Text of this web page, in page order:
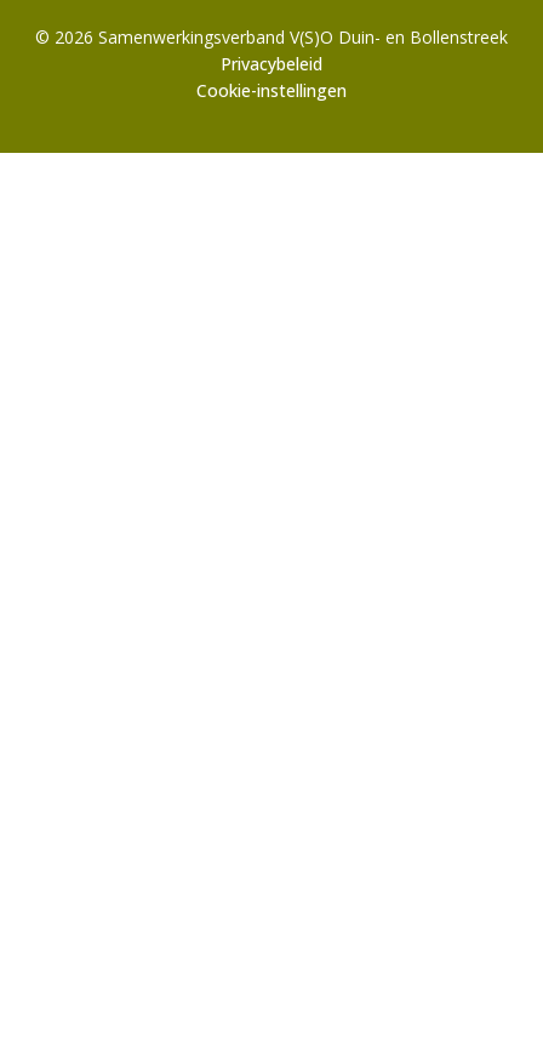
© 2026 Samenwerkingsverband V(S)O Duin- en Bollenstreek
Privacybeleid
Cookie-instellingen